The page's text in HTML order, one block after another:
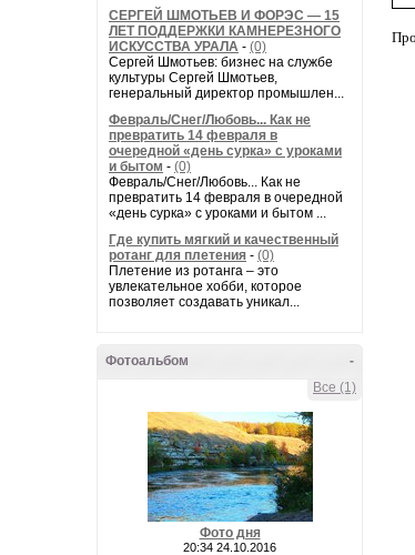
СЕРГЕЙ ШМОТЬЕВ И ФОРЭС — 15
ЛЕТ ПОДДЕРЖКИ КАМНЕРЕЗНОГО
ИСКУССТВА УРАЛА - (0)
Сергей Шмотьев: бизнес на службе
культуры Сергей Шмотьев,
генеральный директор промышлен...
Февраль/Снег/Любовь... Как не
превратить 14 февраля в
очередной «день сурка» с уроками
и бытом - (0)
Февраль/Снег/Любовь... Как не
превратить 14 февраля в очередной
«день сурка» с уроками и бытом ...
Где купить мягкий и качественный
ротанг для плетения - (0)
Плетение из ротанга – это
увлекательное хобби, которое
позволяет создавать уникал...
-
Фотоальбом
Все (1)
Фото дня
20:34 24.10.2016